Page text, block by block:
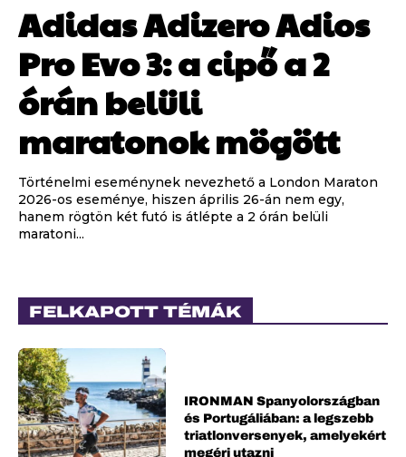
Adidas Adizero Adios
Pro Evo 3: a cipő a 2
órán belüli
maratonok mögött
Történelmi eseménynek nevezhető a London Maraton
2026-os eseménye, hiszen április 26-án nem egy,
hanem rögtön két futó is átlépte a 2 órán belüli
maratoni...
FELKAPOTT TÉMÁK
IRONMAN Spanyolországban
és Portugáliában: a legszebb
triatlonversenyek, amelyekért
megéri utazni